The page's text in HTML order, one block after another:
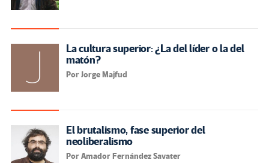
La cultura superior: ¿La del líder o la del
matón?
Por Jorge Majfud
El brutalismo, fase superior del
neoliberalismo
Por Amador Fernández Savater